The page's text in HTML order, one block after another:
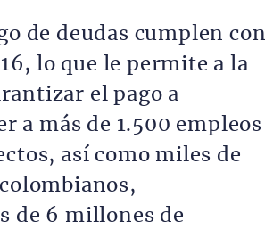
de deudas cumplen con
lo que le permite a la
el pago a
a más de 1.500 empleos
así como miles de
de 6 millones de